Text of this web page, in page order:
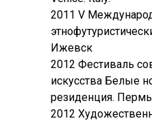
2011 V
Ижевск
2012 Фестиваль
искусства Белые
резиденция.
2012